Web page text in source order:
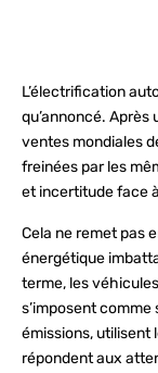
L’électrification
qu’annoncé.
ventes mondiales
freinées par les
et incertitude face
Cela ne remet pas
énergétique
terme, les
s’imposent
émissions, utilisent
répondent aux